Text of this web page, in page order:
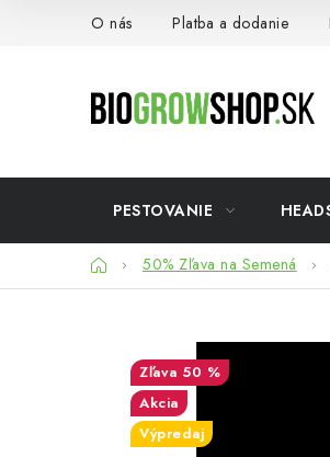
O nás Platba a dodanie
PESTOVANIE
Domov50% Zľava na Semená
50 %
Akcia
Výpredaj